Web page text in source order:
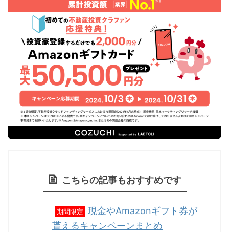
こちらの記事もおすすめです
期間限定
現金やAmazonギフト券が
貰えるキャンペーンまとめ